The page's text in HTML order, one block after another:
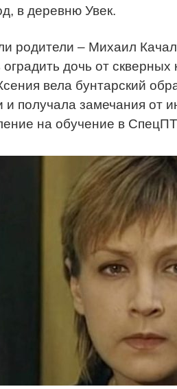
в деревню Увек.
родители – Михаил
дочь от скверных
вела бунтарский
и получала замечания от
на обучение в